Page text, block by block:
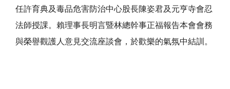
任許育典及毒品危害防治中心股長陳姿君及元亨寺會忍
法師授課。賴理事長明言暨林總幹事正福報告本會會務
與榮譽觀護人意見交流座談會，於歡樂的氣氛中結訓。